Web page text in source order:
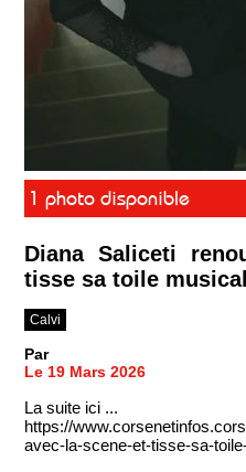
1 photo disponible
Diana Saliceti
tisse sa toile
Calvi
Par
Le 19 Mars 2026
La suite ici ...
https://
avec-la-scene-et-tisse-sa-